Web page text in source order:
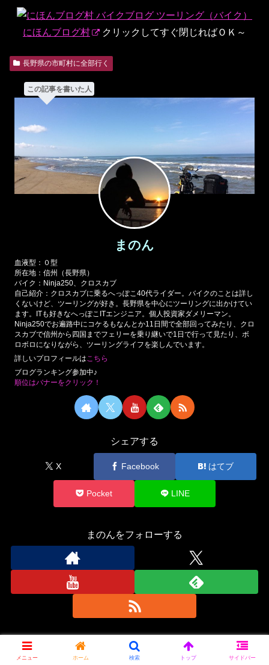
にほんブログ村 クリックしてすぐ閉じればＯＫ～
長野県の市町村に全部行く
この記事を書いた人
まのん
血液型：０型
所在地：信州（長野県）
バイク：Ninja250、クロスカブ
自己紹介：クロスカブに乗るへっぽこ40代ライダー。バイクのことは詳し
くないけど、ツーリングが好き。長野県を中心にツーリングに出かけてい
ます。ITも好きなへっぽこITエンジニア。個人投資家ダメリーマン。
Ninja250でお遍路中にコケるもなんとか11日間で全部回ってみたり、クロ
スカブで信州から四国までフェリーを乗り継いで1日で行って見たり、ボ
ロボロになりながら、ツーリングライフを楽しんでいます。
詳しいプロフィールは こちら
ブログランキング参加中♪
順位はバナーをクリック！
シェアする
X Facebook はてブ
Pocket LINE
まのんをフォローする
まのん
メニュー ホーム 検索 トップ サイドバー